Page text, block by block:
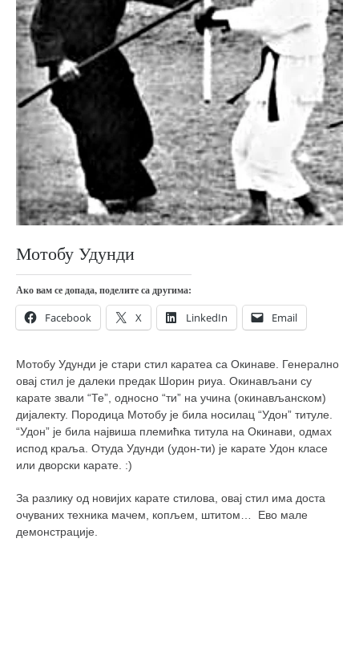
законоправило
духовни отац
православље
забрањена историја
ћирилица
породичне приче
прота Воја
уместо твитера
календар српски
најновије на блогу
моје белешке
бубиши
карате
кихон
наиханчи
пасаи
темашивари
Мотобу Удунди
Ако вам се допада, поделите са другима:
Facebook X LinkedIn Email
Мотобу Удунди је стари стил каратеа са Окинаве. Генерално
овај стил је далеки предак Шорин риуа. Окинављани су
карате звали “Те”, односно “ти” на учина (окинављанском)
дијалекту. Породица Мотобу је била носилац “Удон” титуле.
“Удон” је била највиша племићка титула на Окинави, одмах
испод краља. Отуда Удунди (удон-ти) је карате Удон класе
или дворски карате. :)
За разлику од новијих карате стилова, овај стил има доста
очуваних техника мачем, копљем, штитом… Ево мале
демонстрације.